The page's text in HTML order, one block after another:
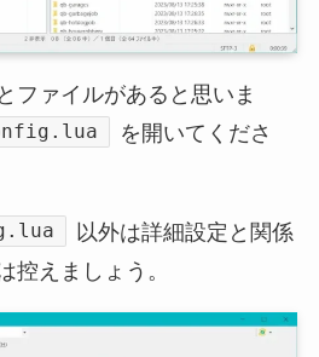
ファイルがあると思いま
を開いてくださ
以外は詳細設定と関係
控えましょう。